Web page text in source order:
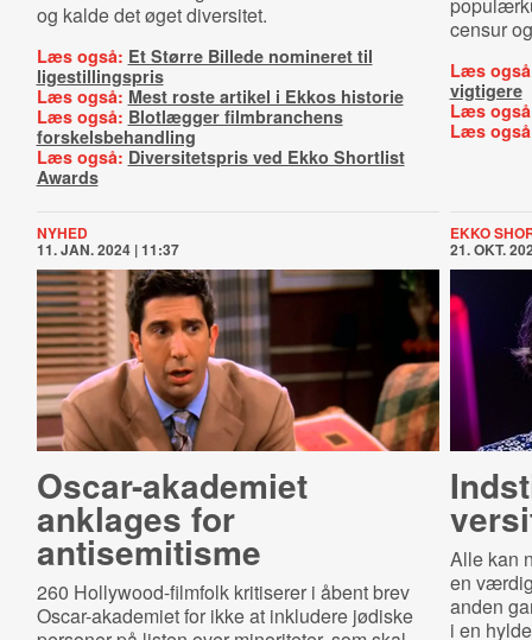
og kalde det øget diversitet.
Læs også: Et Større Billede nomineret til
ligestillingspris
Læs også: Mest roste artikel i Ekkos historie
Læs også: Blotlægger filmbranchens
forskelsbehandling
Læs også: Diversitetspris ved Ekko Shortlist
Awards
censur
Læs
vigtigere
Læs
Læs
NYHED
11. JAN. 2024 | 11:37
Oscar-​aka­de­mi­et
anklages for
antisemitisme
260 Hollywood-filmfolk kritiserer i åbent brev
Oscar-akademiet for ikke at inkludere jødiske
EKKO
21. OKT.
Alle kan
en
anden
i en